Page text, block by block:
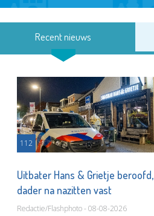
Recent nieuws
112
Uitbater Hans & Grietje beroofd,
dader na nazitten vast
Redactie/Flashphoto - 08-08-2026